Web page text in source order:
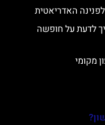
האדריאטית
לדעת על חופשה
מקומי